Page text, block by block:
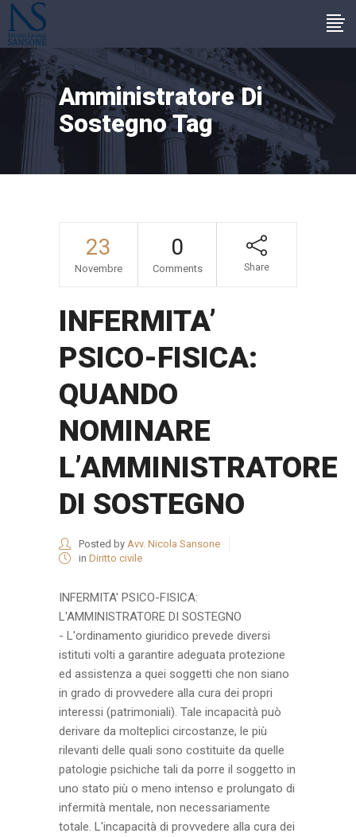
Amministratore Di
Sostegno Tag
23
Novembre
0
Comments Share
INFERMITA’
PSICO-FISICA:
QUANDO
NOMINARE
L’AMMINISTRATORE
DI SOSTEGNO
Posted by Avv. Nicola Sansone
in Diritto civile
INFERMITA' PSICO-FISICA:
L'AMMINISTRATORE DI SOSTEGNO
- L'ordinamento giuridico prevede diversi
istituti volti a garantire adeguata protezione
ed assistenza a quei soggetti che non siano
in grado di provvedere alla cura dei propri
interessi (patrimoniali). Tale incapacità può
derivare da molteplici circostanze, le più
rilevanti delle quali sono costituite da quelle
patologie psichiche tali da porre il soggetto in
uno stato più o meno intenso e prolungato di
infermità mentale, non necessariamente
totale. L'incapacità di provvedere alla cura dei